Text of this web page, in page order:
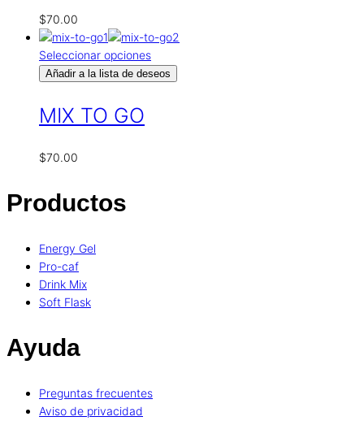
$70.00
Seleccionar opciones
Añadir a la lista de deseos
MIX TO GO
$70.00
Productos
Energy Gel
Pro-caf
Drink Mix
Soft Flask
Ayuda
Preguntas frecuentes
Aviso de privacidad